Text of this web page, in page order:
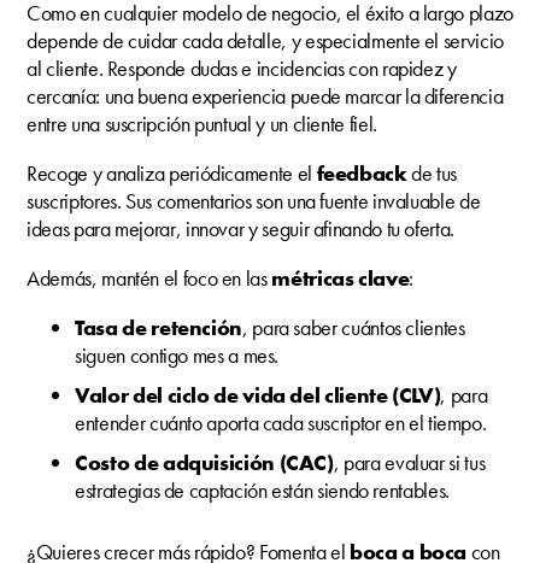
Como en cualquier modelo de negocio, el éxito a largo plazo
depende de cuidar cada detalle, y especialmente el servicio
al cliente. Responde dudas e incidencias con rapidez y
cercanía: una buena experiencia puede marcar la diferencia
entre una suscripción puntual y un cliente fiel.
Recoge y analiza periódicamente el feedbackde tus
suscriptores. Sus comentarios son una fuente invaluable de
ideas para mejorar, innovar y seguir afinando tu oferta.
Además, mantén el foco en lasmétricas clave:
Tasa de retención, para saber cuántos clientes
siguen contigo mes a mes.
Valor del ciclo de vida del cliente (CLV), para
entender cuánto aporta cada suscriptor en el tiempo.
Costo de adquisición (CAC), para evaluar si tus
estrategias de captación están siendo rentables.
¿Quieres crecer más rápido? Fomenta el boca a bocacon